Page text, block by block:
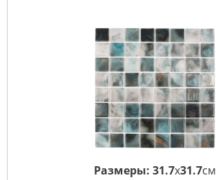
Размеры: 31.7x31.7см